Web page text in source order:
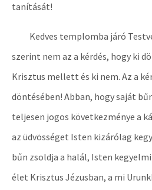
tanítását!
Kedves templomba járó
szerint nem az a kérdés, hogy ki
Krisztus mellett és ki nem. Az a
döntésében! Abban, hogy saját
teljesen jogos következménye a
az üdvösséget Isten kizárólag
bűn zsoldja a halál, Isten
élet Krisztus Jézusban, a mi